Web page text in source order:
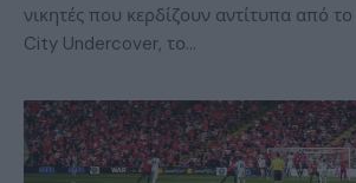
νικητές που κερδίζουν αντίτυπα από
City Undercover, το…